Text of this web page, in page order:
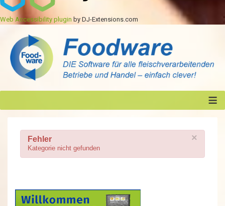
Web Accessibility plugin by DJ-Extensions.com
≡
×
Fehler
Kategorie nicht gefunden